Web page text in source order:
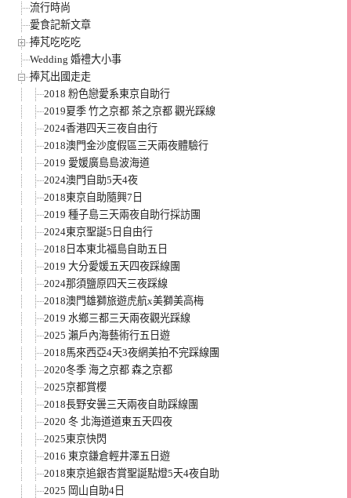
流行時尚
愛食記新文章
捧芃吃吃吃
Wedding 婚禮大小事
捧芃出國走走
2018 粉色戀愛系東京自助行
2019夏季 竹之京都 茶之京都 觀光踩線
2024香港四天三夜自由行
2018澳門金沙度假區三天兩夜體驗行
2019 愛媛廣島島波海道
2024澳門自助5天4夜
2018東京自助隨興7日
2019 種子島三天兩夜自助行採訪團
2024東京聖誕5日自由行
2018日本東北福島自助五日
2019 大分愛媛五天四夜踩線團
2024那須鹽原四天三夜踩線
2018澳門雄獅旅遊虎航x美獅美高梅
2019 水鄉三都三天兩夜觀光踩線
2025 瀨戶內海藝術行五日遊
2018馬來西亞4天3夜網美拍不完踩線團
2020冬季 海之京都 森之京都
2025京都賞櫻
2018長野安曇三天兩夜自助踩線團
2020 冬 北海道道東五天四夜
2025東京快閃
2016 東京鎌倉輕井澤五日遊
2018東京追銀杏賞聖誕點燈5天4夜自助
2025 岡山自助4日